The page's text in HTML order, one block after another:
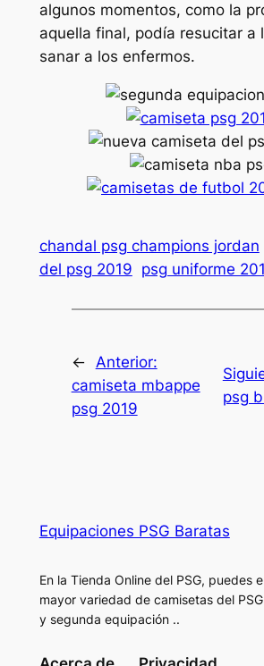
algunos momentos, como la
aquella final, podía resucitar a
sanar a los enfermos.
chandal psg champions jordan
del psg 2019 psg uniforme
←
Anterior:
camiseta mbappe
psg 2019
psg
Equipaciones PSG Baratas
En la Tienda Online del PSG, puedes
mayor variedad de camisetas del
y segunda equipación ..